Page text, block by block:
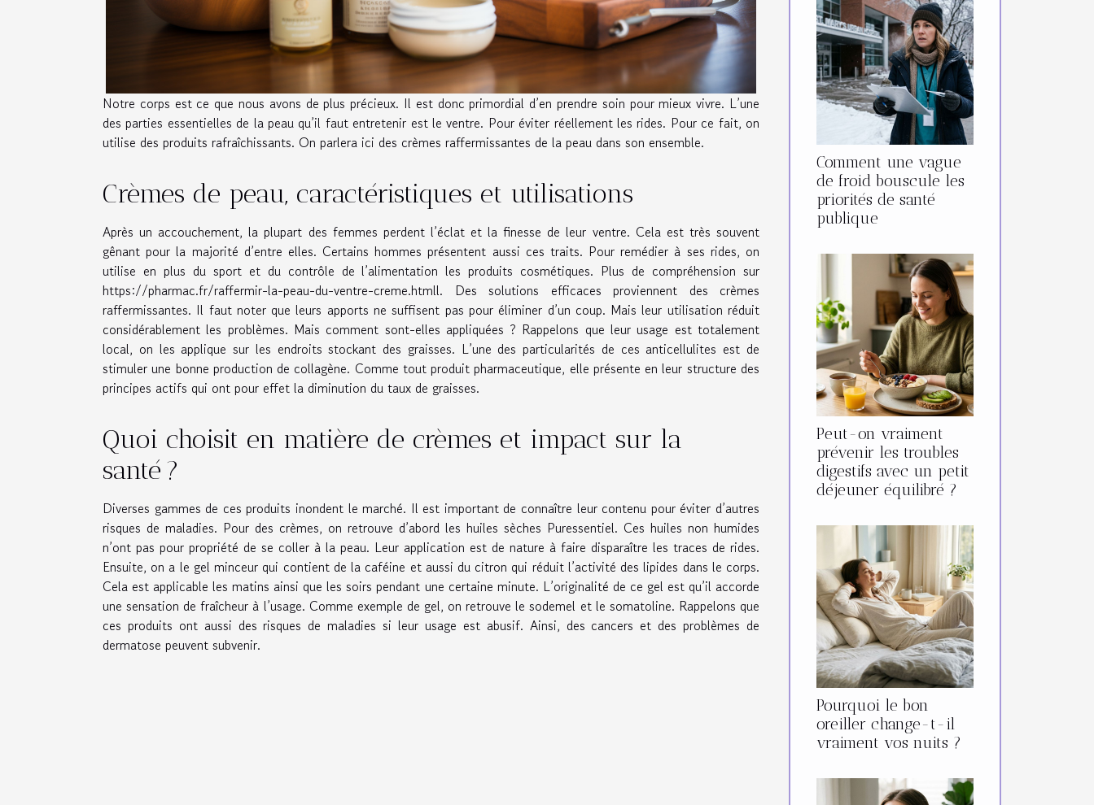
Notre corps est ce que nous avons de plus précieux. Il est donc primordial d’en prendre soin pour mieux vivre. L’une
des parties essentielles de la peau qu’il faut entretenir est le ventre. Pour éviter réellement les rides. Pour ce fait, on
utilise des produits rafraîchissants. On parlera ici des crèmes raffermissantes de la peau dans son ensemble.
Crèmes de peau, caractéristiques et utilisations
Après un accouchement, la plupart des femmes perdent l’éclat et la finesse de leur ventre. Cela est très souvent
gênant pour la majorité d’entre elles. Certains hommes présentent aussi ces traits. Pour remédier à ses rides, on
utilise en plus du sport et du contrôle de l’alimentation les produits cosmétiques. Plus de compréhension sur
https://pharmac.fr/raffermir-la-peau-du-ventre-creme.htmll. Des solutions efficaces proviennent des crèmes
raffermissantes. Il faut noter que leurs apports ne suffisent pas pour éliminer d’un coup. Mais leur utilisation réduit
considérablement les problèmes. Mais comment sont-elles appliquées ? Rappelons que leur usage est totalement
local, on les applique sur les endroits stockant des graisses. L’une des particularités de ces anticellulites est de
stimuler une bonne production de collagène. Comme tout produit pharmaceutique, elle présente en leur structure des
principes actifs qui ont pour effet la diminution du taux de graisses.
Quoi choisit en matière de crèmes et impact sur la
santé ?
Diverses gammes de ces produits inondent le marché. Il est important de connaître leur contenu pour éviter d’autres
risques de maladies. Pour des crèmes, on retrouve d’abord les huiles sèches Puressentiel. Ces huiles non humides
n’ont pas pour propriété de se coller à la peau. Leur application est de nature à faire disparaître les traces de rides.
Ensuite, on a le gel minceur qui contient de la caféine et aussi du citron qui réduit l’activité des lipides dans le corps.
Cela est applicable les matins ainsi que les soirs pendant une certaine minute. L’originalité de ce gel est qu’il accorde
une sensation de fraîcheur à l’usage. Comme exemple de gel, on retrouve le sodemel et le somatoline. Rappelons que
ces produits ont aussi des risques de maladies si leur usage est abusif. Ainsi, des cancers et des problèmes de
dermatose peuvent subvenir.
Comment une vague
de froid bouscule les
priorités de santé
publique
Peut-on vraiment
prévenir les troubles
digestifs avec un petit
déjeuner équilibré ?
Pourquoi le bon
oreiller change-t-il
vraiment vos nuits ?